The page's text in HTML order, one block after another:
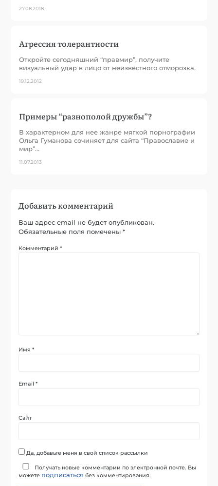
27.08.2018
Агрессия толерантности
Откройте сегодняшний “правмир”, получите
визуальный удар в лицо от неизвестного отморозка.
19.12.2012
Примеры “разнополой дружбы”?
В характерном для нее жанре мягкой порнографии
Ольга Гуманова сочиняет для сайта “Православие и
мир”…
11.07.2013
Добавить комментарий
Ваш адрес email не будет опубликован.
Обязательные поля помечены*
Комментарий*
Имя*
Email*
Сайт
Да, добавьте меня в свой список рассылки
Получать новые комментарии по электронной почте. Вы
можете подписаться без комментирования.